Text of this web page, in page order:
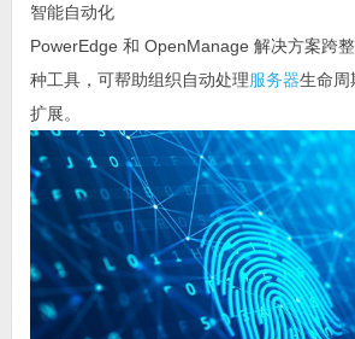
智能自动化
PowerEdge 和 OpenManage 解决方案跨
种工具，可帮助组织自动处理服务器生命周
扩展。